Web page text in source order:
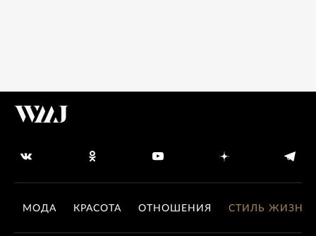
МОДА КРАСОТА ОТНОШЕНИЯ СТИЛЬ ЖИЗНИ